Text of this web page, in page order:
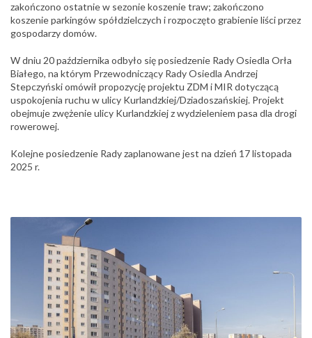
zakończono ostatnie w sezonie koszenie traw; zakończono
koszenie parkingów spółdzielczych i rozpoczęto grabienie liści przez
gospodarzy domów.
W dniu 20 października odbyło się posiedzenie Rady Osiedla Orła
Białego, na którym Przewodniczący Rady Osiedla Andrzej
Stepczyński omówił propozycję projektu ZDM i MIR dotyczącą
uspokojenia ruchu w ulicy Kurlandzkiej/Dziadoszańskiej. Projekt
obejmuje zwężenie ulicy Kurlandzkiej z wydzieleniem pasa dla drogi
rowerowej.
Kolejne posiedzenie Rady zaplanowane jest na dzień 17 listopada
2025 r.